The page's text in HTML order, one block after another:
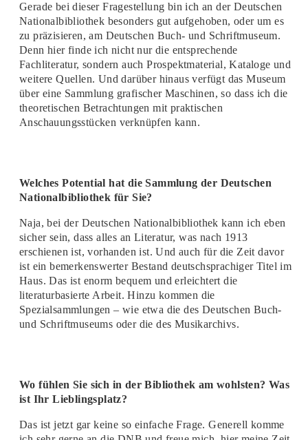
Gerade bei dieser Fragestellung bin ich an der Deutschen
Nationalbibliothek besonders gut aufgehoben, oder um es
zu präzisieren, am Deutschen Buch- und Schriftmuseum.
Denn hier finde ich nicht nur die entsprechende
Fachliteratur, sondern auch Prospektmaterial, Kataloge und
weitere Quellen. Und darüber hinaus verfügt das Museum
über eine Sammlung grafischer Maschinen, so dass ich die
theoretischen Betrachtungen mit praktischen
Anschauungsstücken verknüpfen kann.
Welches Potential hat die Sammlung der Deutschen
Nationalbibliothek für Sie?
Naja, bei der Deutschen Nationalbibliothek kann ich eben
sicher sein, dass alles an Literatur, was nach 1913
erschienen ist, vorhanden ist. Und auch für die Zeit davor
ist ein bemerkenswerter Bestand deutschsprachiger Titel im
Haus. Das ist enorm bequem und erleichtert die
literaturbasierte Arbeit. Hinzu kommen die
Spezialsammlungen – wie etwa die des Deutschen Buch-
und Schriftmuseums oder die des Musikarchivs.
Wo fühlen Sie sich in der Bibliothek am wohlsten? Was
ist Ihr Lieblingsplatz?
Das ist jetzt gar keine so einfache Frage. Generell komme